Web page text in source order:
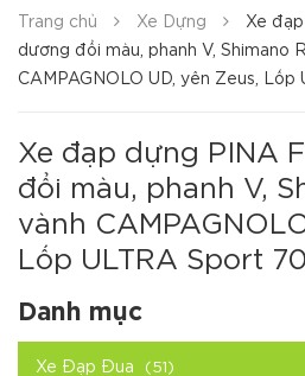
Trang chủ Xe Dựng
Xe
dương đổi màu, phanh V, Shimano
CAMPAGNOLO UD, yên Zeus,
Xe đạp dựng PINA
đổi màu, phanh V,
vành
Lốp ULTRA Sport
Danh mục
Xe Đạp Đua (51)